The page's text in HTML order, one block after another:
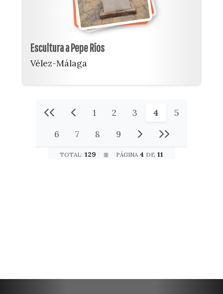
Escultura a Pepe Ríos
Vélez-Málaga
1 2 3 4
5
6
7 8 9
TOTAL: 129 PÁGINA 4 DE 11